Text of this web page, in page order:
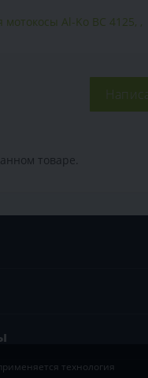
Al-Ko BC 4125, ,
товаре.
технология